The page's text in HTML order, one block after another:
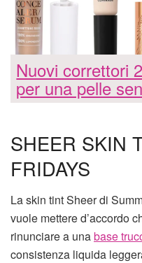
Nuovi correttori
per una pelle
SHEER SKIN
FRIDAYS
La skin tint Sheer di
vuole mettere d’accordo
rinunciare a unabase
consistenza liquida